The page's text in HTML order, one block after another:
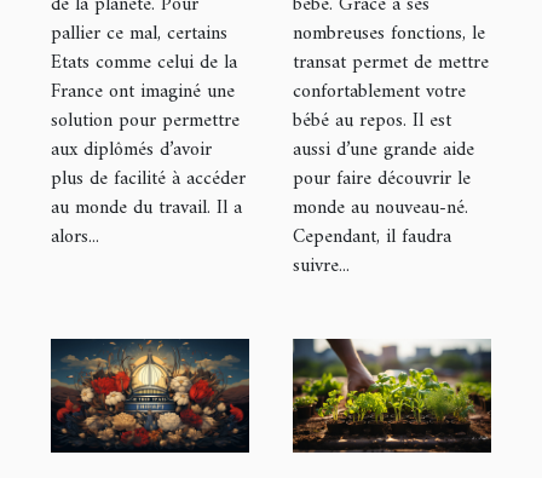
pallier ce mal, certains
Etats comme celui de la
France ont imaginé une
solution pour permettre
aux diplômés d’avoir
plus de facilité à accéder
au monde du travail. Il a
alors...
nombreuses fonctions, le
transat permet de mettre
confortablement votre
bébé au repos. Il est
aussi d’une grande aide
pour faire découvrir le
monde au nouveau-né.
Cependant, il faudra
suivre...